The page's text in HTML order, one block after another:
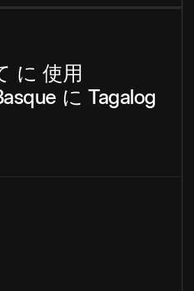
に 使用
に Tagalog